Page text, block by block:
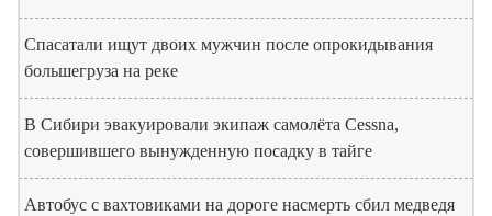
Спасатали ищут двоих мужчин после опрокидывания
большегруза на реке
В Сибири эвакуировали экипаж самолёта Cessna,
совершившего вынужденную посадку в тайге
Автобус с вахтовиками на дороге насмерть сбил медведя